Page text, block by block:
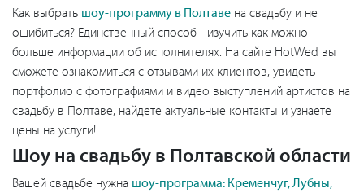
Как выбрать шоу-программу в Полтаве на свадьбу и не
ошибиться? Единственный способ - изучить как можно
больше информации об исполнителях. На сайте HotWed вы
сможете ознакомиться с отзывами их клиентов, увидеть
портфолио с фотографиями и видео выступлений артистов на
свадьбу в Полтаве, найдете актуальные контакты и узнаете
цены на услуги!
Шоу на свадьбу в Полтавской области
Вашей свадьбе нужна шоу-программа: Кременчуг, Лубны,